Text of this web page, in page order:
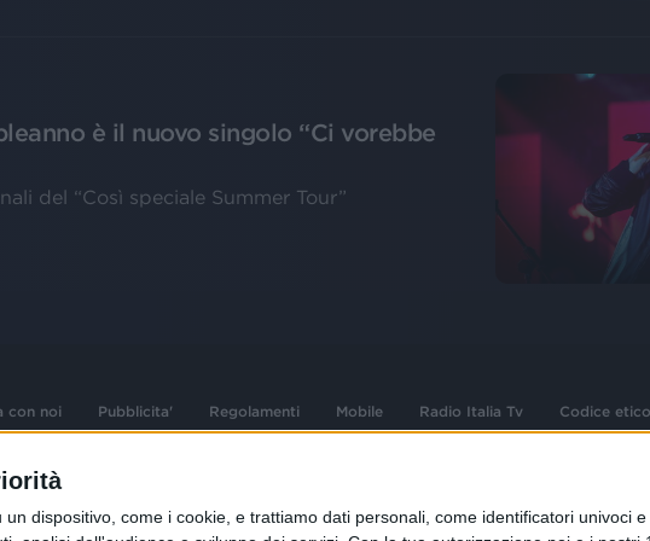
dispositivo, come i cookie, e trattiamo dati personali, come identificatori univoci
è il nuovo singolo “Ci vorebbe
del “Così speciale Summer Tour”
con noi Pubblicita' Regolamenti Mobile Radio Italia Tv Codice etico
d'autore e dei diritti
02 25444220